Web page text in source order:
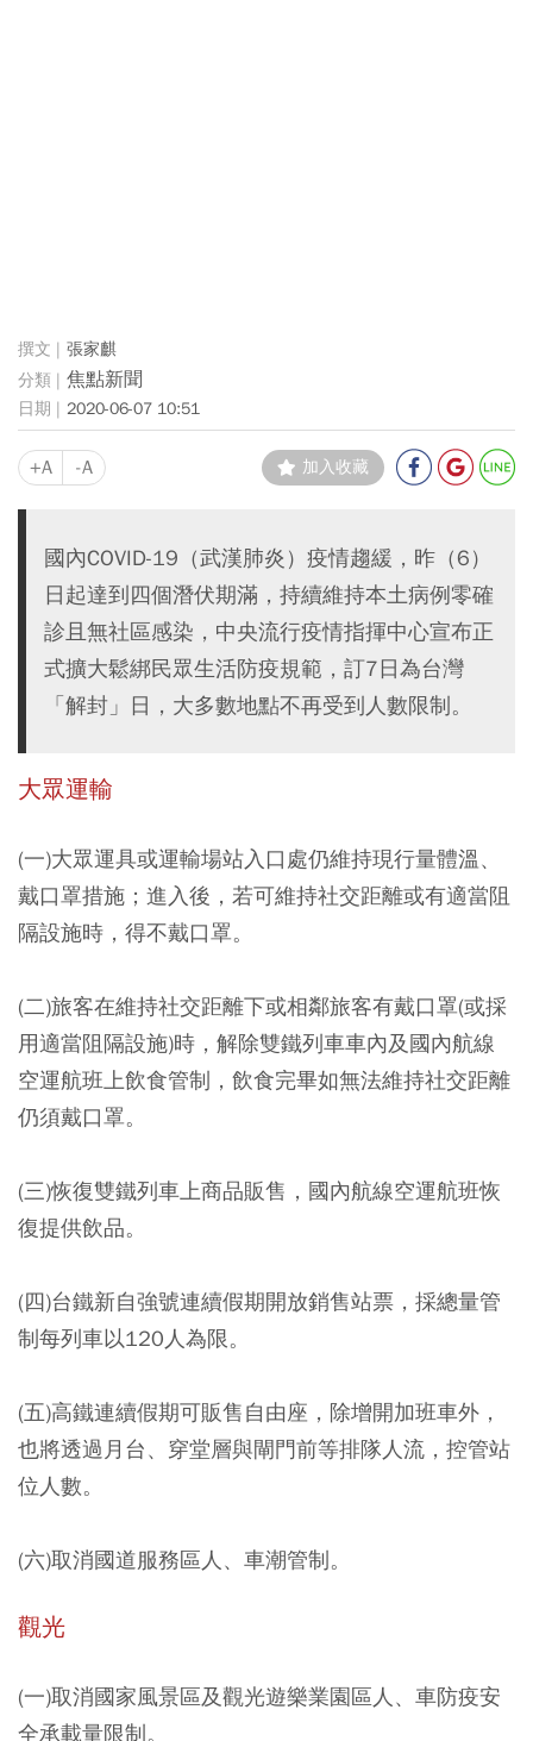
張家麒
焦點新聞
2020-06-07 10:51
+A -A 加入收藏
國內COVID-19（武漢肺炎）疫情趨緩，昨（6）
日起達到四個潛伏期滿，持續維持本土病例零確
診且無社區感染，中央流行疫情指揮中心宣布正
式擴大鬆綁民眾生活防疫規範，訂7日為台灣
「解封」日，大多數地點不再受到人數限制。
大眾運輸
(一)大眾運具或運輸場站入口處仍維持現行量體溫、
戴口罩措施；進入後，若可維持社交距離或有適當阻
隔設施時，得不戴口罩。
(二)旅客在維持社交距離下或相鄰旅客有戴口罩(或採
用適當阻隔設施)時，解除雙鐵列車車內及國內航線
空運航班上飲食管制，飲食完畢如無法維持社交距離
仍須戴口罩。
(三)恢復雙鐵列車上商品販售，國內航線空運航班恢
復提供飲品。
(四)台鐵新自強號連續假期開放銷售站票，採總量管
制每列車以120人為限。
(五)高鐵連續假期可販售自由座，除增開加班車外，
也將透過月台、穿堂層與閘門前等排隊人流，控管站
位人數。
(六)取消國道服務區人、車潮管制。
觀光
(一)取消國家風景區及觀光遊樂業園區人、車防疫安
全承載量限制。